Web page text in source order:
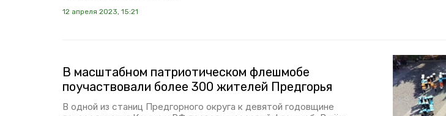
12 апреля 2023, 15:21
В масштабном патриотическом флешмобе
поучаствовали более 300 жителей Предгорья
В одной из станиц Предгорного округа к девятой годовщине